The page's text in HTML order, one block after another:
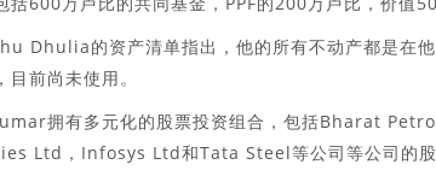
Dhulia的资产清单指出，他的所有不动产都是在
前尚未使用。
拥有多元化的股票投资组合，包括Bharat
Ltd，Infosys Ltd和Tata Steel等公司等公司的股